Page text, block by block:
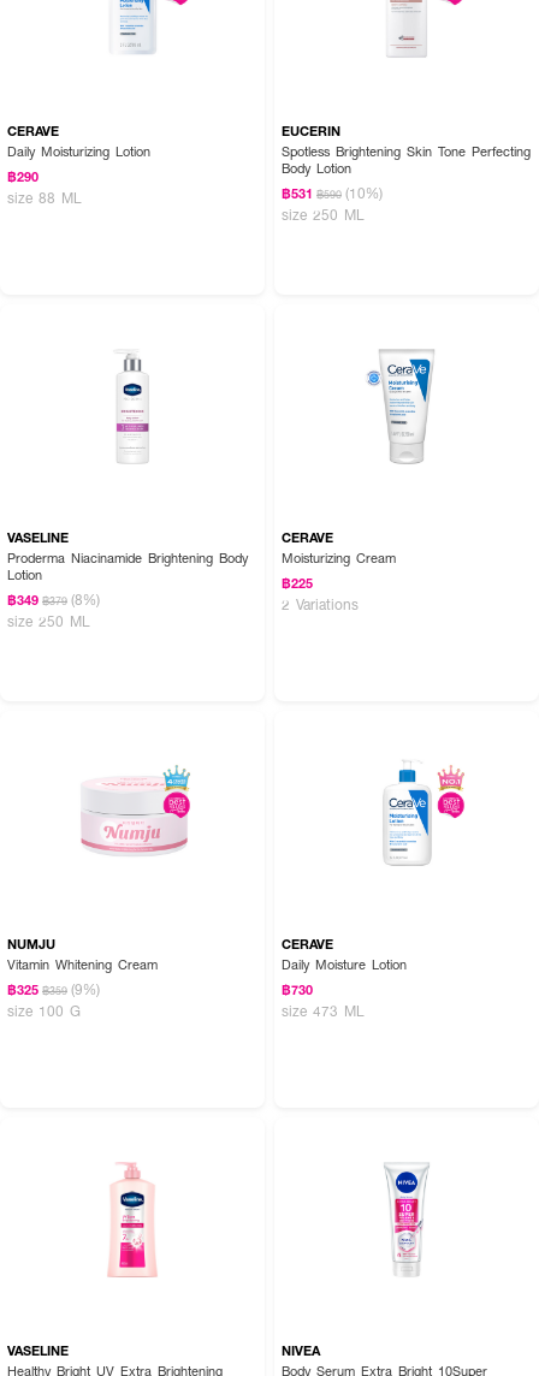
How to Use :
ทาผิวกายเป็นประจำทุกวัน ตามต้องการ
CERAVE
Daily Moisturizing Lotion
฿290
size 88 ML
EUCERIN
Spotless Brightening Skin Tone Perfecting
Body Lotion
฿531 ฿590 (10%)
size 250 ML
VASELINE
Proderma Niacinamide Brightening Body
Lotion
฿349 ฿379 (8%)
size 250 ML
CERAVE
Moisturizing Cream
฿225
2 Variations
NUMJU
Vitamin Whitening Cream
฿325 ฿359 (9%)
size 100 G
CERAVE
Daily Moisture Lotion
฿730
size 473 ML
VASELINE
Healthy Bright UV Extra Brightening
NIVEA
Body Serum Extra Bright 10Super